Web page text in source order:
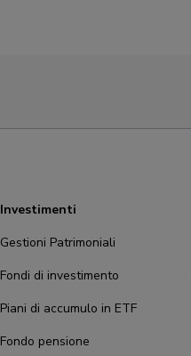
Investimenti
Gestioni Patrimoniali
Fondi di investimento
Piani di accumulo in ETF
Fondo pensione